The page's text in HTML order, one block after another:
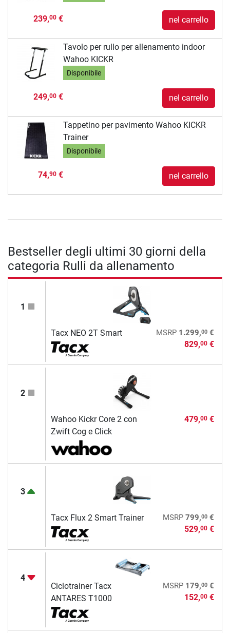
239,00€ nel carrello
Tavolo per rullo per allenamento indoor
Wahoo KICKR
Disponibile
249,00€ nel carrello
Tappetino per pavimento Wahoo KICKR
Trainer
Disponibile
74,90€ nel carrello
Bestseller degli ultimi 30 giorni della
categoria Rulli da allenamento
1
Tacx NEO 2T Smart MSRP 1.299,00€
829,00€
2
Wahoo Kickr Core 2 con
Zwift Cog e Click
479,00€
3
Tacx Flux 2 Smart Trainer MSRP 799,00€
529,00€
4
Ciclotrainer Tacx
ANTARES T1000
MSRP 179,00€
152,00€